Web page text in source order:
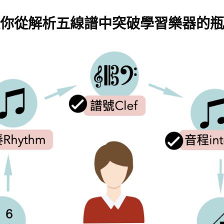
從解析五線譜中突破學習樂器的